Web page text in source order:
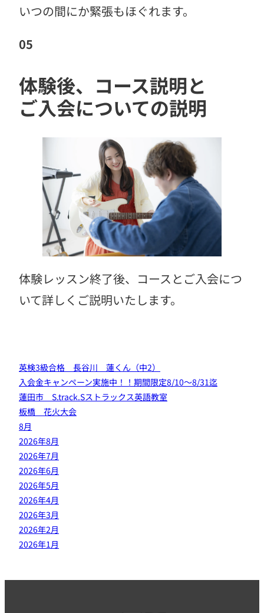
いつの間にか緊張もほぐれます。
05
体験後、コース説明と
ご入会についての説明
体験レッスン終了後、コースとご入会につ
いて詳しくご説明いたします。
英検3級合格 長谷川 蓮くん（中2）
入会金キャンペーン実施中！！期間限定8/10～8/31迄
蓮田市 S.track.Sストラックス英語教室
板橋 花火大会
8月
2026年8月
2026年7月
2026年6月
2026年5月
2026年4月
2026年3月
2026年2月
2026年1月